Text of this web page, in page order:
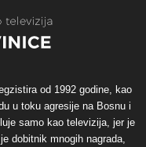
od 1992 godine, kao
u toku agresije na Bosnu i
samo kao televizija, jer je
dobitnik mnogih nagrada,